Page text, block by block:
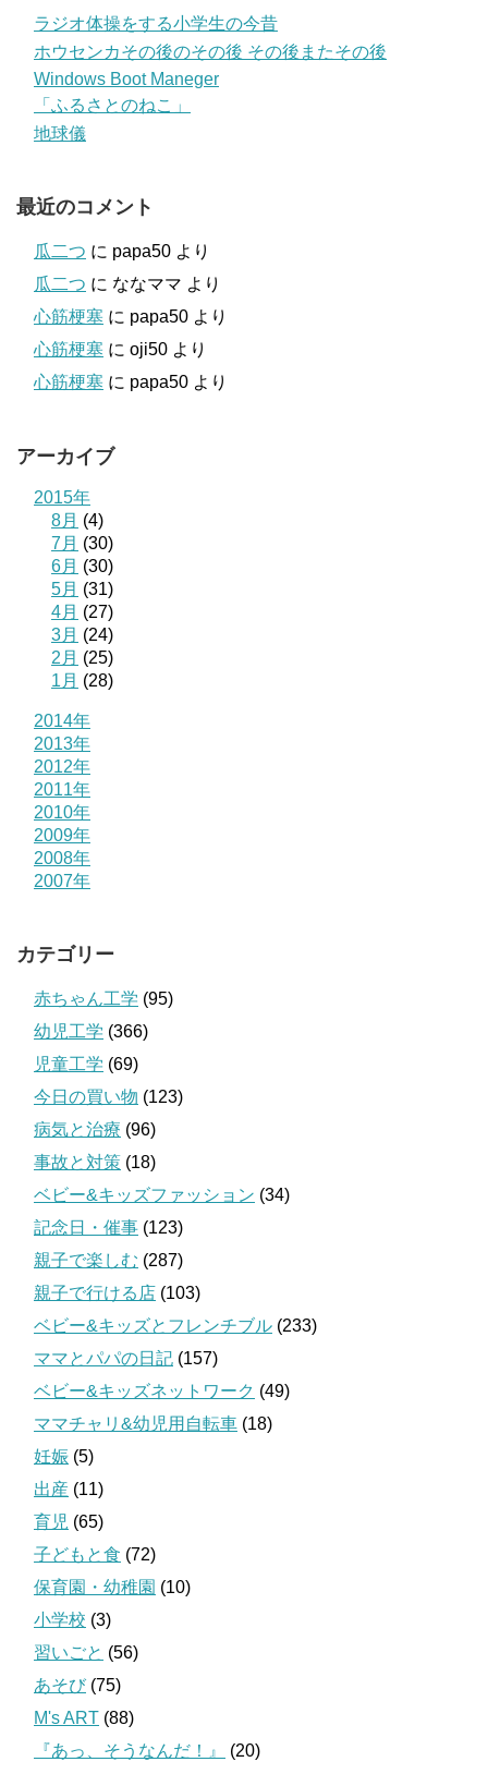
ラジオ体操をする小学生の今昔
ホウセンカその後のその後 その後またその後
Windows Boot Maneger
「ふるさとのねこ」
地球儀
最近のコメント
瓜二つ に papa50 より
瓜二つ に ななママ より
心筋梗塞 に papa50 より
心筋梗塞 に oji50 より
心筋梗塞 に papa50 より
アーカイブ
2015年
8月 (4)
7月 (30)
6月 (30)
5月 (31)
4月 (27)
3月 (24)
2月 (25)
1月 (28)
2014年
2013年
2012年
2011年
2010年
2009年
2008年
2007年
カテゴリー
赤ちゃん工学 (95)
幼児工学 (366)
児童工学 (69)
今日の買い物 (123)
病気と治療 (96)
事故と対策 (18)
ベビー&キッズファッション (34)
記念日・催事 (123)
親子で楽しむ (287)
親子で行ける店 (103)
ベビー&キッズとフレンチブル (233)
ママとパパの日記 (157)
ベビー&キッズネットワーク (49)
ママチャリ&幼児用自転車 (18)
妊娠 (5)
出産 (11)
育児 (65)
子どもと食 (72)
保育園・幼稚園 (10)
小学校 (3)
習いごと (56)
あそび(75)
M's ART (88)
『あっ、そうなんだ！』
(20)